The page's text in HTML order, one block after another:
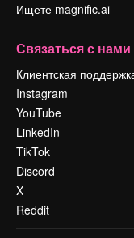
Ищете magnific.ai
Связаться с нами
Клиентская
Instagram
YouTube
LinkedIn
TikTok
Discord
X
Reddit